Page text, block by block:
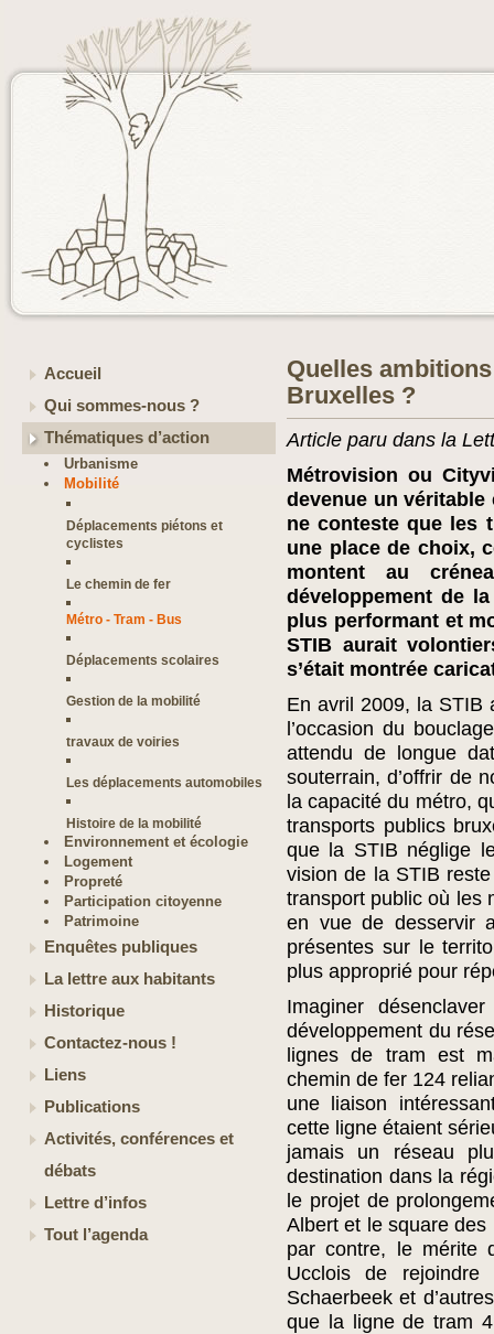
Accueil
Qui sommes-nous ?
Thématiques d’action
Urbanisme
Mobilité
Déplacements piétons et
cyclistes
Le chemin de fer
Métro - Tram - Bus
Déplacements scolaires
Gestion de la mobilité
travaux de voiries
Les déplacements automobiles
Histoire de la mobilité
Environnement et écologie
Logement
Propreté
Participation citoyenne
Patrimoine
Enquêtes publiques
La lettre aux habitants
Historique
Contactez-nous !
Liens
Publications
Activités, conférences et
débats
Lettre d’infos
Tout l’agenda
Quelles
Bruxelles ?
Article paru dans la
Métrovision ou
devenue un
ne conteste que les
une place de choix,
montent au
développement de
plus performant et
STIB aurait
s’était montrée
En avril 2009, la STIB
l’occasion du
attendu de longue
souterrain, d’offrir de
la capacité du métro,
transports publics
que la STIB néglige
vision de la STIB
transport public où les
en vue de desservir
présentes sur le
plus approprié pour
Imaginer
développement du
lignes de tram est
chemin de fer 124
une liaison
cette ligne étaient
jamais un réseau
destination dans la
le projet de
Albert et le square
par contre, le mérite
Ucclois de
Schaerbeek et
que la ligne de tram